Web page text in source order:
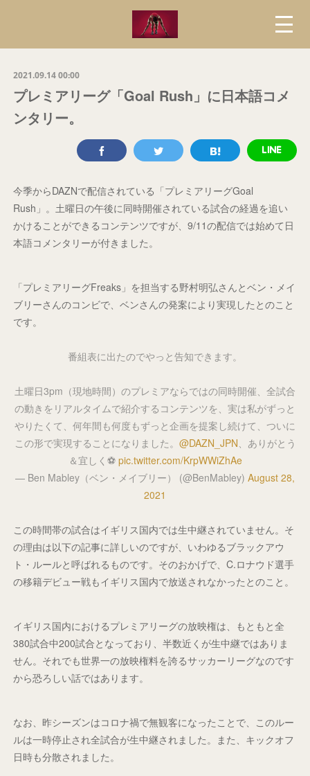
2021.09.14 00:00
プレミアリーグ「Goal Rush」に日本語コメ
ンタリー。
今季からDAZNで配信されている「プレミアリーグGoal
Rush」。土曜日の午後に同時開催されている試合の経過を追い
かけることができるコンテンツですが、9/11の配信では始めて日
本語コメンタリーが付きました。
「プレミアリーグFreaks」を担当する野村明弘さんとベン・メイ
ブリーさんのコンビで、ベンさんの発案により実現したとのこと
です。
番組表に出たのでやっと告知できます。
土曜日3pm（現地時間）のプレミアならではの同時開催、全試合
の動きをリアルタイムで紹介するコンテンツを、実は私がずっと
やりたくて、何年間も何度もずっと企画を提案し続けて、ついに
この形で実現することになりました。 @DAZN_JPN、ありがとう
＆宜しく⚽️ pic.twitter.com/KrpWWiZhAe
— Ben Mabley（ベン・メイブリー） (@BenMabley) August 28,
2021
この時間帯の試合はイギリス国内では生中継されていません。そ
の理由は以下の記事に詳しいのですが、いわゆるブラックアウ
ト・ルールと呼ばれるものです。そのおかげで、C.ロナウド選手
の移籍デビュー戦もイギリス国内で放送されなかったとのこと。
イギリス国内におけるプレミアリーグの放映権は、もともと全
380試合中200試合となっており、半数近くが生中継ではありま
せん。それでも世界一の放映権料を誇るサッカーリーグなのです
から恐ろしい話ではあります。
なお、昨シーズンはコロナ禍で無観客になったことで、このルー
ルは一時停止され全試合が生中継されました。また、キックオフ
日時も分散されました。